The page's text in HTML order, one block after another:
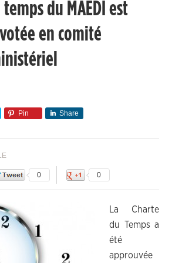
temps du MAEDI est
en comité
Pin Share
0 0
La Charte
du Temps a
été
approuvée